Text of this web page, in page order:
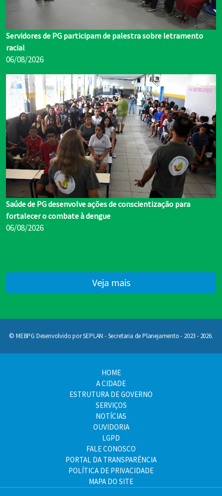
Servidores de PG participam de palestra sobre letramento
racial
06/08/2026
Saúde de PG desenvolve ações de conscientização para
fortalecer o combate à dengue
06/08/2026
Veja mais
© MEBPG Desenvolvido por SEPLAN - Secretaria de Planejamento - 2023 - 2026.
HOME
A CIDADE
ESTRUTURA DE GOVERNO
SERVIÇOS
NOTÍCIAS
OUVIDORIA
LGPD
FALE CONOSCO
PORTAL DA TRANSPARÊNCIA
POLÍTICA DE PRIVACIDADE
MAPA DO SITE